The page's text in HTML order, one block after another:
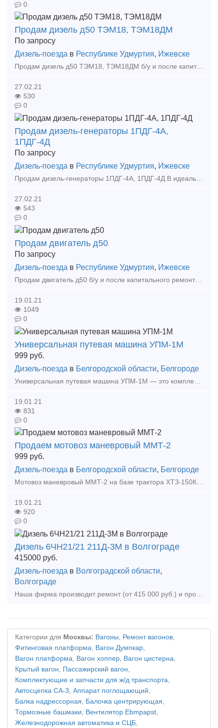
0
Продам дизель д50 ТЭМ18, ТЭМ18ДМ
По запросу
Дизель-поезда в Республике Удмуртия, Ижевске
Продам дизель д50 ТЭМ18, ТЭМ18ДМ б/у и после капитального ремонта Также можем отремонтировать дизели под Ваши цели и задачи Андрей Тел: +7 (922) 691-53-03 E-mail: dir pk
27.02.21
530
0
Продам дизель-генераторы 1ПДГ-4А,
1ПДГ-4Д
По запросу
Дизель-поезда в Республике Удмуртия, Ижевске
Продам дизель-генераторы 1ПДГ-4А, 1ПДГ-4Д В идеальном состоянии (коленчатый вал 1-2 градации) Также можем отремонтировать дизель-генераторы под Ваши цели и задачи По всем вопр
27.02.21
543
0
Продам двигатель д50
По запросу
Дизель-поезда в Республике Удмуртия, Ижевске
19.01.21
1049
0
Универсальная путевая машина УПМ-1М
999 руб.
Дизель-поезда в Белгородской области, Белгороде
19.01.21
831
0
Продаем мотовоз маневровый ММТ-2
999 руб.
Дизель-поезда в Белгородской области, Белгороде
Мотовоз маневровый ММТ-2 на базе трактора ХТЗ-150К-09-25-03. Предназначен для эксплуатации на железнодорожных путях с колеей 1520мм. и 1435мм. и на автомобильных дорогах общего назначения. На
19.01.21
920
0
Дизель 6ЧН21/21 211Д-3М в Волгограде
415000 руб.
Дизель-поезда в Волгоградской области,
Волгограде
Наша фирма производит ремонт (от 415 000 руб.) и продаёт дизель (211Д3М). Дизель после капитального ремонта, с гарантийным сроком эксплуатации 6 месяцев. Применяется на тепловозах ТГМ4Б
Категории для Москвы: Вагоны, Ремонт вагонов,
Фитинговая платформа, Вагон Думпкар,
Вагон платформа, Вагон хоппер, Вагон цистерна,
Крытый вагон, Пассажирский вагон,
Комплектующие и запчасти для ж/д транспорта,
Автосцепка СА-3, Аппарат поглощающий,
Балка надрессорная, Балочка центрирующая,
Тормозные башмаки, Вентилятор Ebmpapst,
Железнодорожная автоматика и СЦБ,